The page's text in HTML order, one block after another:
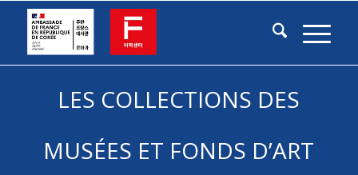
LES COLLECTIONS DES
MUSÉES ET FONDS D’ART